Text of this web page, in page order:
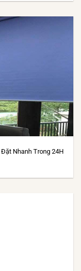
Đặt Nhanh Trong 24H